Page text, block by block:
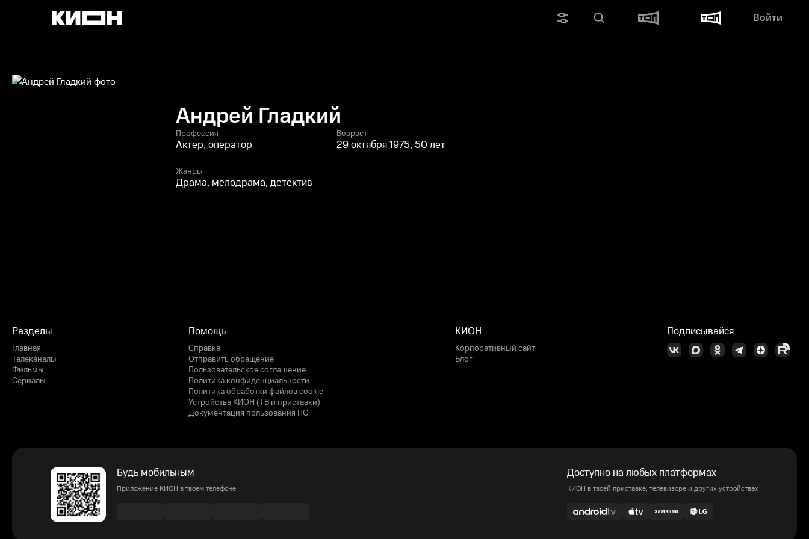
Войти
Андрей Гладкий
Профессия
Актер, оператор
Возраст
29 октября 1975, 50 лет
Жанры
Драма, мелодрама, детектив
Разделы
Главная
Телеканалы
Фильмы
Сериалы
Помощь
Справка
Отправить обращение
Пользовательское соглашение
Политика конфиденциальности
Политика обработки файлов cookie
Устройства КИОН (ТВ и приставки)
Документация пользования ПО
КИОН
Корпоративный сайт
Блог
Подписывайся
Будь мобильным
Приложение КИОН в твоем телефоне
Доступно на любых платформах
КИОН в твоей приставке, телевизоре и других устройствах